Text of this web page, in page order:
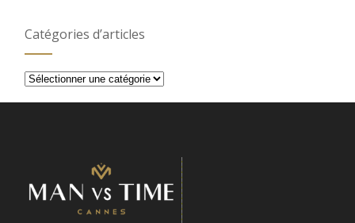
Catégories d’articles
Catégories